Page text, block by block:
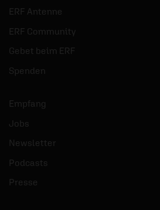
ERF Antenne
ERF Community
Gebet beim ERF
Spenden
Empfang
Jobs
Newsletter
Podcasts
Presse